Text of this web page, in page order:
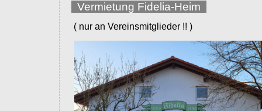
Vermietung Fidelia-Heim
( nur an Vereinsmitglieder !! )